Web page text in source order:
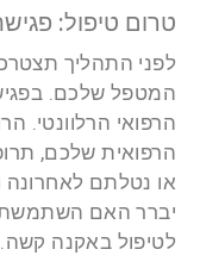
טרום טיפול:
לפני התהליך
המטפל שלכם.
הרפואי הרלוונטי.
הרפואית שלכם,
או נטלתם לאחרונה
יברר האם
לטיפול באקנה קשה.